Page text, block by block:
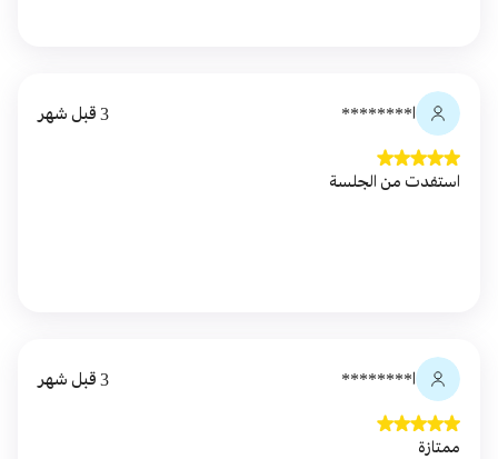
ا******** 3 قبل شهر
استفدت من الجلسة
ا******** 3 قبل شهر
ممتازة